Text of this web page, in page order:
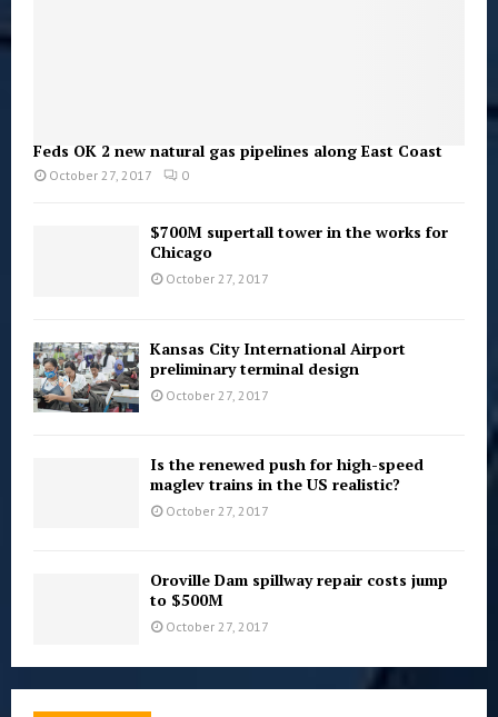
Feds OK 2 new natural gas pipelines along East Coast
October 27, 2017 0
$700M supertall tower in the works for
Chicago
October 27, 2017
Kansas City International Airport
preliminary terminal design
October 27, 2017
Is the renewed push for high-speed
maglev trains in the US realistic?
October 27, 2017
Oroville Dam spillway repair costs jump
to $500M
October 27, 2017